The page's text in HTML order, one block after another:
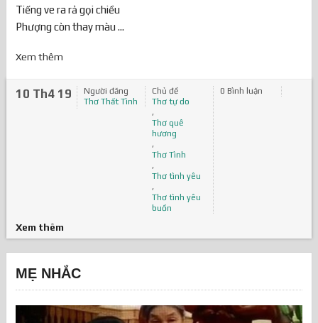
Tiếng ve ra rả gọi chiều
Phượng còn thay màu ...
Xem thêm
10 Th4 19
Người đăng
Thơ Thất Tình
Chủ đề
Thơ tự do
,
Thơ quê
hương
,
Thơ Tình
,
Thơ tình yêu
,
Thơ tình yêu
buồn
0 Bình luận
Xem thêm
MẸ NHẮC